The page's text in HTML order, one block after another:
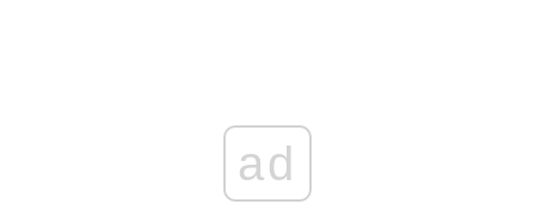
ad